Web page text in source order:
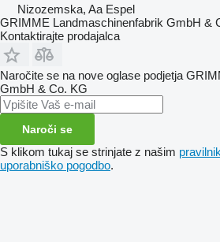
Nizozemska, Aa Espel
GRIMME Landmaschinenfabrik GmbH &
Kontaktirajte prodajalca
Naročite se na nove oglase podjetja
GmbH & Co. KG
Naroči se
S klikom tukaj se strinjate z našim
uporabniško pogodbo.